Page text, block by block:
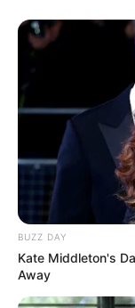
BUZZ DAY
Kate Middleton's
Away